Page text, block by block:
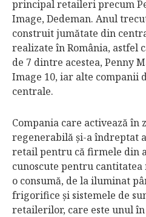
principal retaileri precum
Image, Dedeman. Anul
construit jumătate din
realizate în România, astfel
de 7 dintre acestea, Penny
Image 10, iar alte companii
centrale.
Compania care activează în
regenerabilă şi-a îndreptat
retail pentru că firmele din
cunoscute pentru
o consumă, de la iluminat
frigorifice şi sis­temele de
retailerilor, care este unul în